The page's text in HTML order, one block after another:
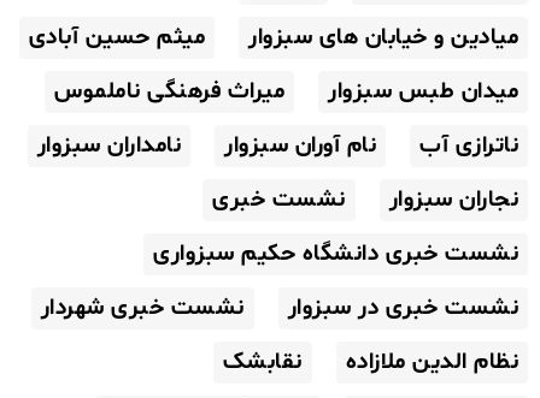
میادین و خیابان های سبزوار
میثم حسین آبادی
میدان طبس سبزوار
میراث فرهنگی ناملموس
ناترازی آب
نام آوران سبزوار
نامداران سبزوار
نجاران سبزوار
نشست خبری
نشست خبری دانشگاه حکیم سبزواری
نشست خبری در سبزوار
نشست خبری شهردار
نظام الدین ملازاده
نقابشک